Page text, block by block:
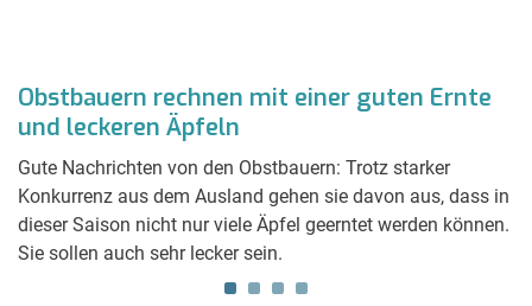
Obstbauern rechnen mit einer guten Ernte
und leckeren Äpfeln
Gute Nachrichten von den Obstbauern: Trotz starker
Konkurrenz aus dem Ausland gehen sie davon aus, dass in
dieser Saison nicht nur viele Äpfel geerntet werden können.
Sie sollen auch sehr lecker sein.